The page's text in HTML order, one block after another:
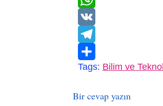
WhatsApp
VK
Telegram
Paylaş
Tags: Bilim ve
Bir cevap yazın